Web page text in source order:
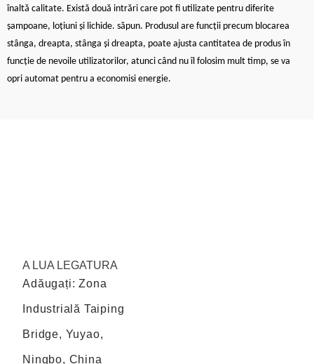
înaltă calitate. Există două intrări care pot fi utilizate pentru diferite
șampoane, loțiuni și lichide. săpun. Produsul are funcții precum blocarea
stânga, dreapta, stânga și dreapta, poate ajusta cantitatea de produs în
funcție de nevoile utilizatorilor, atunci când nu îl folosim mult timp, se va
opri automat pentru a economisi energie.
A LUA LEGATURA
Adăugați: Zona
Industrială Taiping
Bridge, Yuyao,
Ningbo, China